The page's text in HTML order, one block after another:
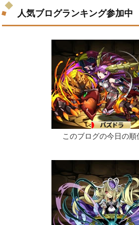
人気ブログランキング参加中
このブログの今日の順